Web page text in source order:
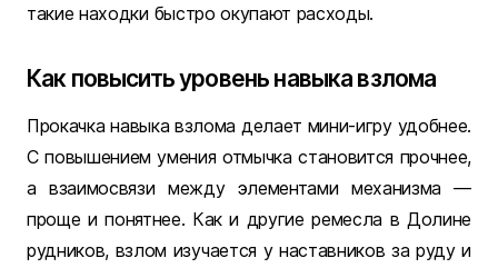
такие находки быстро окупают расходы.
Как повысить уровень навыка взлома
Прокачка навыка взлома делает мини-игру удобнее.
С повышением умения отмычка становится прочнее,
а взаимосвязи между элементами механизма —
проще и понятнее. Как и другие ремесла в Долине
рудников, взлом изучается у наставников за руду и